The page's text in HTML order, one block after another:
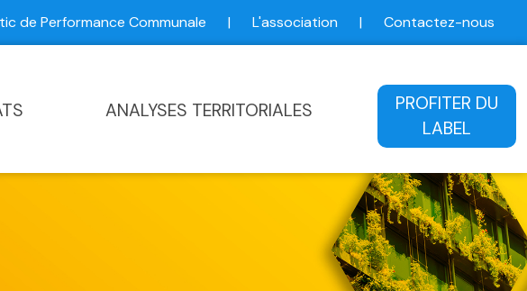
de Performance Communale | L'association | Contactez-nous
ANALYSES TERRITORIALES
PROFITER DU
LABEL